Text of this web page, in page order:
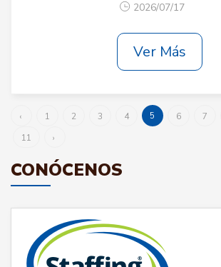
2026/07/17
Ver Más
‹ 1 2 3 4 5 6 7
11
›
CONÓCENOS